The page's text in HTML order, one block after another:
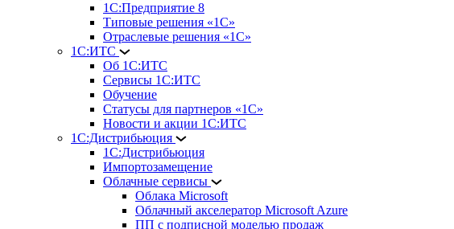
1С:Предприятие 8
Типовые решения «1С»
Отраслевые решения «1С»
1С:ИТС
Об 1С:ИТС
Сервисы 1С:ИТС
Обучение
Статусы для партнеров «1С»
Новости и акции 1С:ИТС
1С:Дистрибьюция
1С:Дистрибьюция
Импортозамещение
Облачные сервисы
Облака Microsoft
Облачный акселератор Microsoft Azure
ПП с подписной моделью продаж